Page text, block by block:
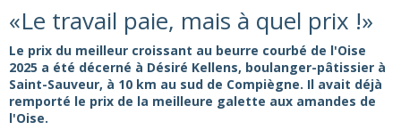
«Le travail paie, mais à quel prix !»
Le prix du meilleur croissant au beurre courbé de l'Oise
2025 a été décerné à Désiré Kellens, boulanger-pâtissier à
Saint-Sauveur, à 10 km au sud de Compiègne. Il avait déjà
remporté le prix de la meilleure galette aux amandes de
l'Oise.